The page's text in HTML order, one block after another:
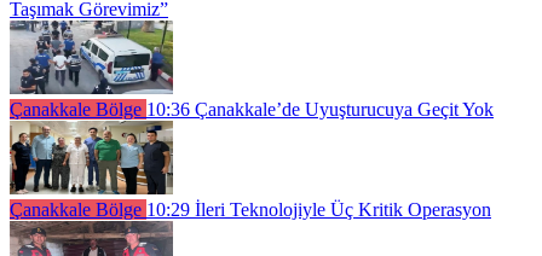
Taşımak Görevimiz”
Çanakkale Bölge 10:36 Çanakkale’de Uyuşturucuya Geçit Yok
Çanakkale Bölge 10:29 İleri Teknolojiyle Üç Kritik Operasyon